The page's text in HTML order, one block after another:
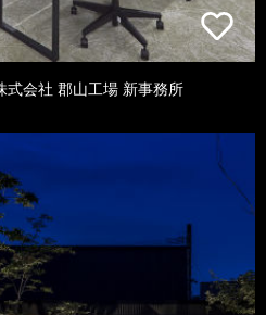
式会社 郡山工場 新事務所